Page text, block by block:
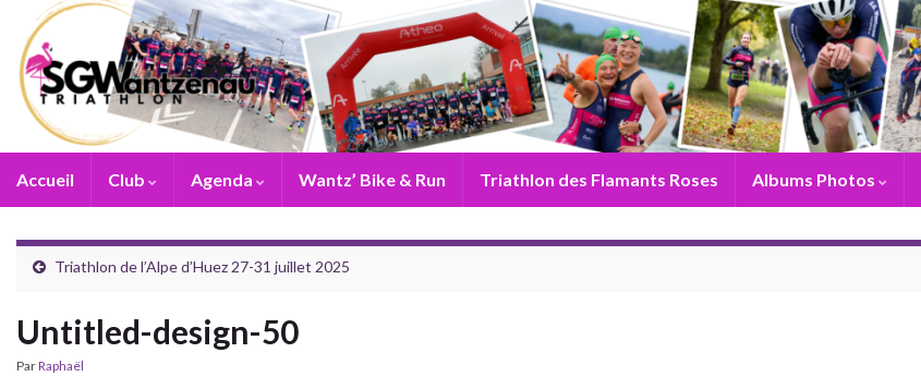
Accueil Club Agenda Wantz’ Bike & Run Triathlon des Flamants Roses Albums Photos
Triathlon de l’Alpe d’Huez 27-31 juillet 2025
Untitled-design-50
ParRaphaël